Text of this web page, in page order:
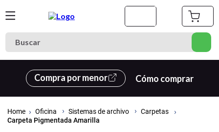
Buscar
Compra por menor Cómo comprar
Oficina Sistemas de archivo
Carpetas
Carpeta Pigmentada Amarilla
Términos más buscados
. cuaderno
3. goma eva